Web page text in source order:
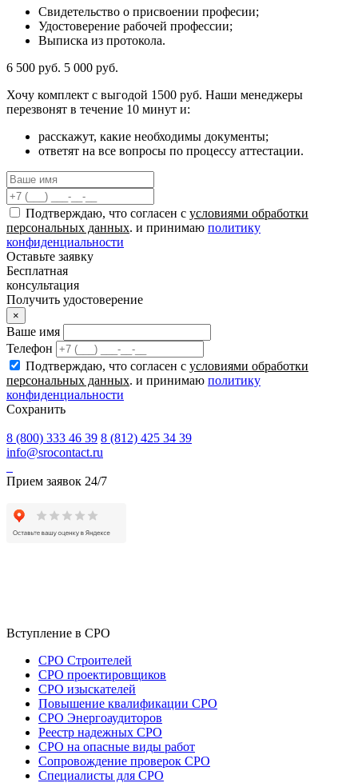
Свидетельство о присвоении професии;
Удостоверение рабочей профессии;
Выписка из протокола.
6 500 руб. 5 000 руб.
Хочу комплект с выгодой 1500 руб. Наши менеджеры
перезвонят в течение 10 минут и:
расскажут, какие необходимы документы;
ответят на все вопросы по процессу аттестации.
Подтверждаю, что согласен с условиями обработки
персональных данных. и принимаю политику
конфиденциальности
Оставьте заявку
Бесплатная
консультация
Получить удостоверение
×
Ваше имя
Телефон
Подтверждаю, что согласен с условиями обработки
персональных данных. и принимаю политику
конфиденциальности
Сохранить
8 (800) 333 46 39 8 (812) 425 34 39
info@srocontact.ru
Прием заявок 24/7
Вступление в СРО
СРО Строителей
СРО проектировщиков
СРО изыскателей
Повышение квалификации СРО
СРО Энергоаудиторов
Реестр надежных СРО
СРО на опасные виды работ
Сопровождение проверок СРО
Специалисты для СРО